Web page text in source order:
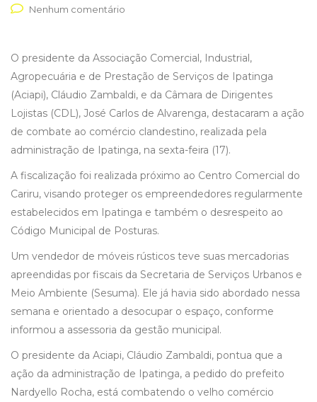
Nenhum comentário
O presidente da Associação Comercial, Industrial,
Agropecuária e de Prestação de Serviços de Ipatinga
(Aciapi), Cláudio Zambaldi, e da Câmara de Dirigentes
Lojistas (CDL), José Carlos de Alvarenga, destacaram a ação
de combate ao comércio clandestino, realizada pela
administração de Ipatinga, na sexta-feira (17).
A fiscalização foi realizada próximo ao Centro Comercial do
Cariru, visando proteger os empreendedores regularmente
estabelecidos em Ipatinga e também o desrespeito ao
Código Municipal de Posturas.
Um vendedor de móveis rústicos teve suas mercadorias
apreendidas por fiscais da Secretaria de Serviços Urbanos e
Meio Ambiente (Sesuma). Ele já havia sido abordado nessa
semana e orientado a desocupar o espaço, conforme
informou a assessoria da gestão municipal.
O presidente da Aciapi, Cláudio Zambaldi, pontua que a
ação da administração de Ipatinga, a pedido do prefeito
Nardyello Rocha, está combatendo o velho comércio